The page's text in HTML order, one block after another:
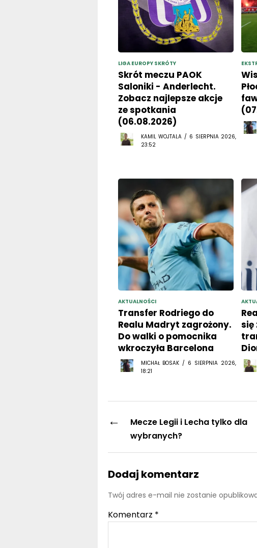
LIGA EUROPY SKRÓTY
Skrót meczu PAOK
Saloniki - Anderlecht.
Zobacz najlepsze akcje
ze spotkania
(06.08.2026)
KAMIL WOJTALA / 6 SIERPNIA 2026,
23:52
AKTUALNOŚCI
Transfer Rodriego do
Realu Madryt zagrożony.
Do walki o pomocnika
wkroczyła Barcelona
MICHAŁ BOSAK / 6 SIERPNIA 2026,
18:21
się
←
Mecze Legii i Lecha tylko dla
wybranych?
Dodaj komentarz
Twój adres e-mail nie zostanie
Komentarz *